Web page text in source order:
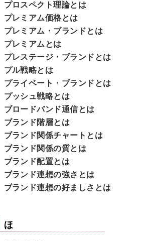
プロスペクト理論とは
プレミアム価格とは
プレミアム・ブランドとは
プレミアム とは
プレステージ・ブランド とは
プル戦略とは
プライベート・ブランド とは
プッシュ戦略とは
ブロードバンド通信とは
ブランド階層とは
ブランド関係チャート とは
ブランド関係の質とは
ブランド配置とは
ブランド連想の強さ とは
ブランド連想の好ましさ とは
ほ